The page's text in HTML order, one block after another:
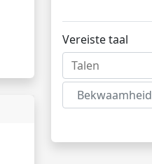
Vereiste taal
Bekwaamheid